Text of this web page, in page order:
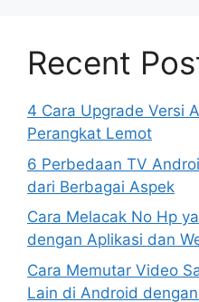
Recent
4 Cara Upgrade Versi
Perangkat Lemot
6 Perbedaan TV
dari Berbagai Aspek
Cara Melacak No Hp
dengan Aplikasi dan
Cara Memutar Video
Lain di Android